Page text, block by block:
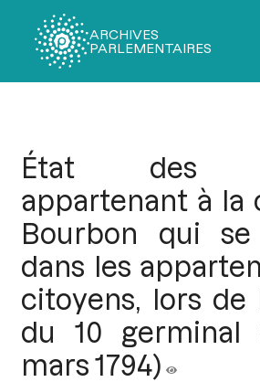
ARCHIVES
PARLEMENTAIRES
État des
appartenant à la
Bourbon qui
dans les
citoyens, lors de
du 10 germinal
mars 1794)